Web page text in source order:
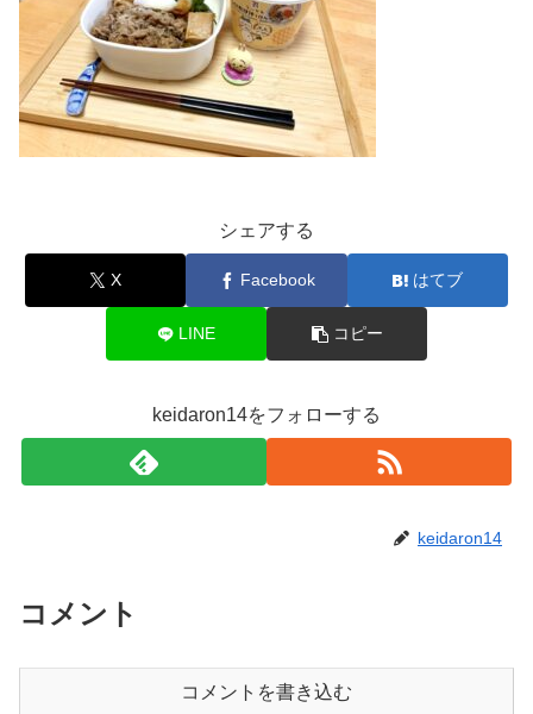
シェアする
X Facebook はてブ
LINE コピー
keidaron14をフォローする
keidaron14
コメント
コメントを書き込む